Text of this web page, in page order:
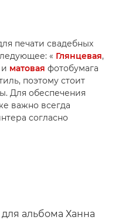
печати свадебных
« Глянцевая,
и матовая фотобумага
поэтому стоит
Для обеспечения
важно всегда
согласно
альбома Ханна